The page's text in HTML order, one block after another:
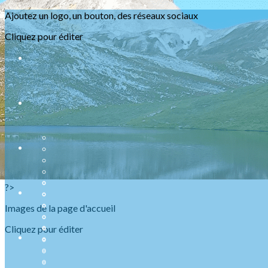
Exporter les lignes sélectionnées
Exporter toutes les colonnes
Exporter uniquement les colonnes affichées
Menu
<
>
Présentation
Nos ABR
Agenda Raquettes
Agenda Randonnées
Sorties en refuge
Infos urgentes
Ajoutez un logo, un bouton, des réseaux sociaux
Cliquez pour éditer
?>
Images de la page d'accueil
Cliquez pour éditer